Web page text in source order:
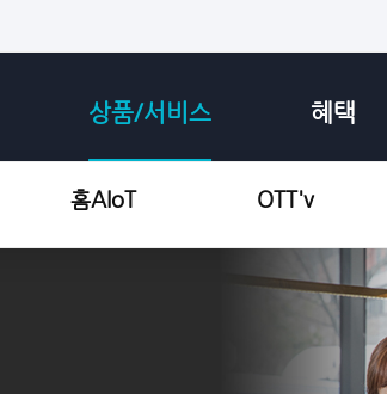
상품/서비스 혜택
홈AIoT OTT'v